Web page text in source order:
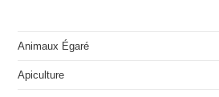
Animaux Égaré
Apiculture